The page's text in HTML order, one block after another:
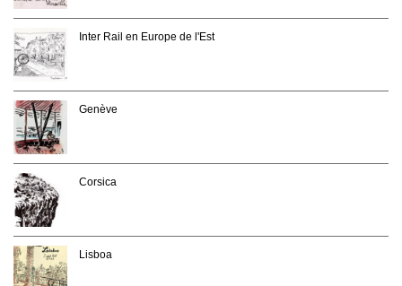
Inter Rail en Europe de l'Est
Genève
Corsica
Lisboa